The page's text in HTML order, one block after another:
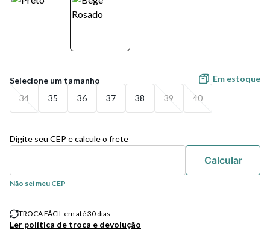
34 35 36 37 38 39 40
Em estoque
Digite seu CEP e calcule o frete
Não sei meu CEP
TROCA FÁCIL em até 30 dias
Ler política de troca e devolução